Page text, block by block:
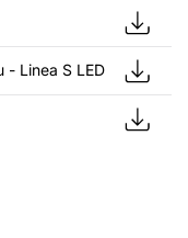
- Linea S LED